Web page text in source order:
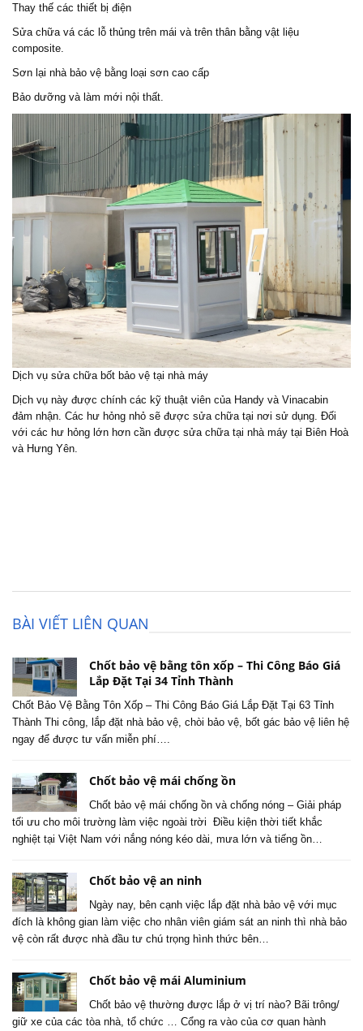
Thay thế các thiết bị điện
Sửa chữa vá các lỗ thủng trên mái và trên thân bằng vật liệu
composite.
Sơn lại nhà bảo vệ bằng loại sơn cao cấp
Bảo dưỡng và làm mới nội thất.
Dịch vụ sửa chữa bốt bảo vệ tại nhà máy
Dịch vụ này được chính các kỹ thuật viên của Handy và Vinacabin
đảm nhận. Các hư hỏng nhỏ sẽ được sửa chữa tại nơi sử dụng. Đối
với các hư hỏng lớn hơn cần được sửa chữa tại nhà máy tại Biên Hoà
và Hưng Yên.
BÀI VIẾT LIÊN QUAN
Chốt bảo vệ bằng tôn xốp – Thi Công Báo Giá
Lắp Đặt Tại 34 Tỉnh Thành
Chốt Bảo Vệ Bằng Tôn Xốp – Thi Công Báo Giá Lắp Đặt Tại 63 Tỉnh
Thành Thi công, lắp đặt nhà bảo vệ, chòi bảo vệ, bốt gác bảo vệ liên hệ
ngay để được tư vấn miễn phí….
Chốt bảo vệ mái chống ồn
Chốt bảo vệ mái chống ồn và chống nóng – Giải pháp
tối ưu cho môi trường làm việc ngoài trời Điều kiện thời tiết khắc
nghiệt tại Việt Nam với nắng nóng kéo dài, mưa lớn và tiếng ồn…
Chốt bảo vệ an ninh
Ngày nay, bên cạnh việc lắp đặt nhà bảo vệ với mục
đích là không gian làm việc cho nhân viên giám sát an ninh thì nhà bảo
vệ còn rất được nhà đầu tư chú trọng hình thức bên…
Chốt bảo vệ mái Aluminium
Chốt bảo vệ thường được lắp ở vị trí nào? Bãi trông/
giữ xe của các tòa nhà, tổ chức … Cổng ra vào của cơ quan hành